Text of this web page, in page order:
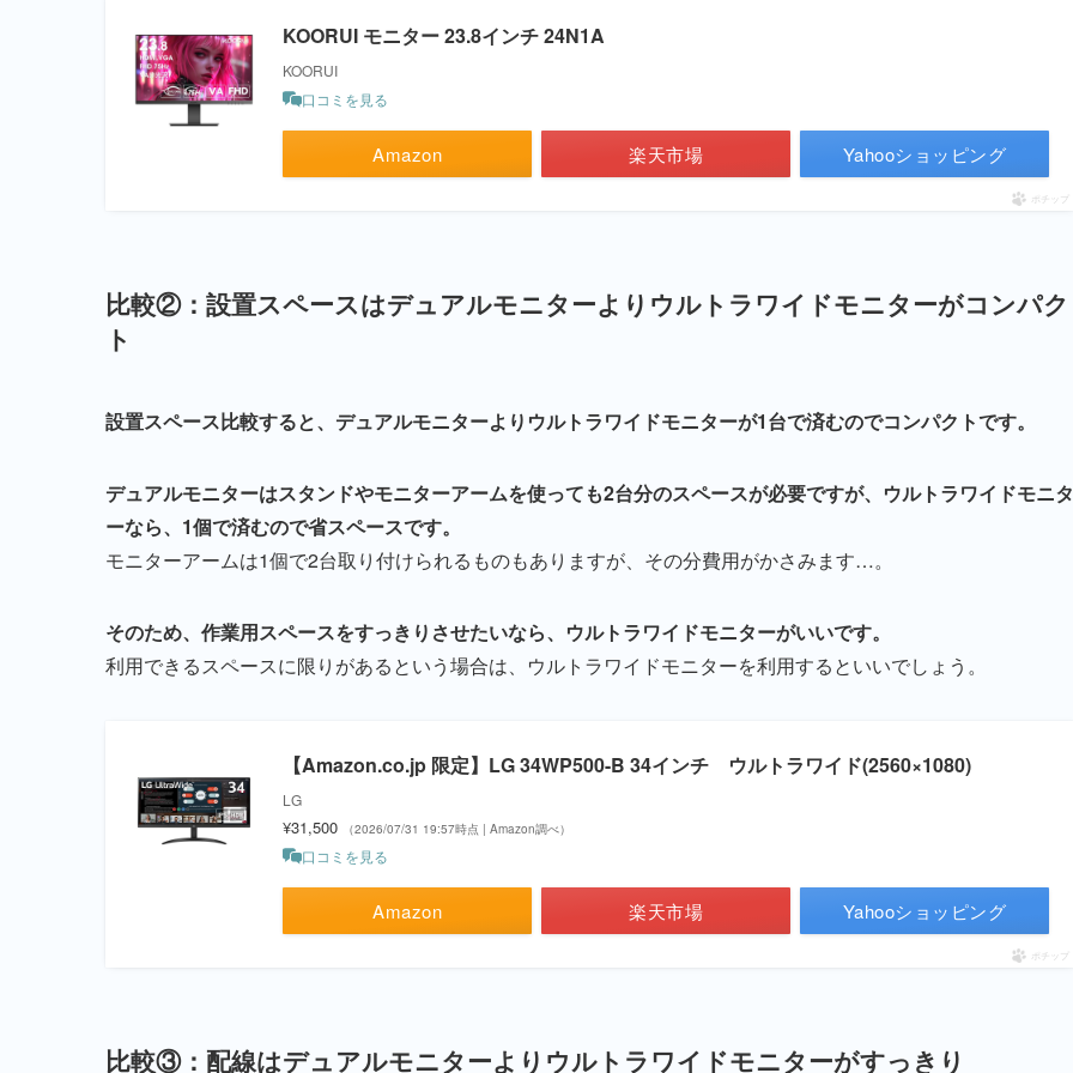
KOORUI モニター 23.8インチ 24N1A
KOORUI
口コミを見る
Amazon 楽天市場 Yahooショッピング
ポチップ
比較②：設置スペースはデュアルモニターよりウルトラワイドモニターがコンパク
ト
設置スペース比較すると、デュアルモニターよりウルトラワイドモニターが1台で済むのでコンパクトです。
デュアルモニターはスタンドやモニターアームを使っても2台分のスペースが必要ですが、ウルトラワイドモニタ
ーなら、1個で済むので省スペースです。
モニターアームは1個で2台取り付けられるものもありますが、その分費用がかさみます…。
そのため、作業用スペースをすっきりさせたいなら、ウルトラワイドモニターがいいです。
利用できるスペースに限りがあるという場合は、ウルトラワイドモニターを利用するといいでしょう。
【Amazon.co.jp 限定】LG 34WP500-B 34インチ ウルトラワイド(2560×1080)
LG
¥31,500 （2026/07/31 19:57時点 | Amazon調べ）
口コミを見る
Amazon 楽天市場 Yahooショッピング
ポチップ
比較③：配線はデュアルモニターよりウルトラワイドモニターがすっきり